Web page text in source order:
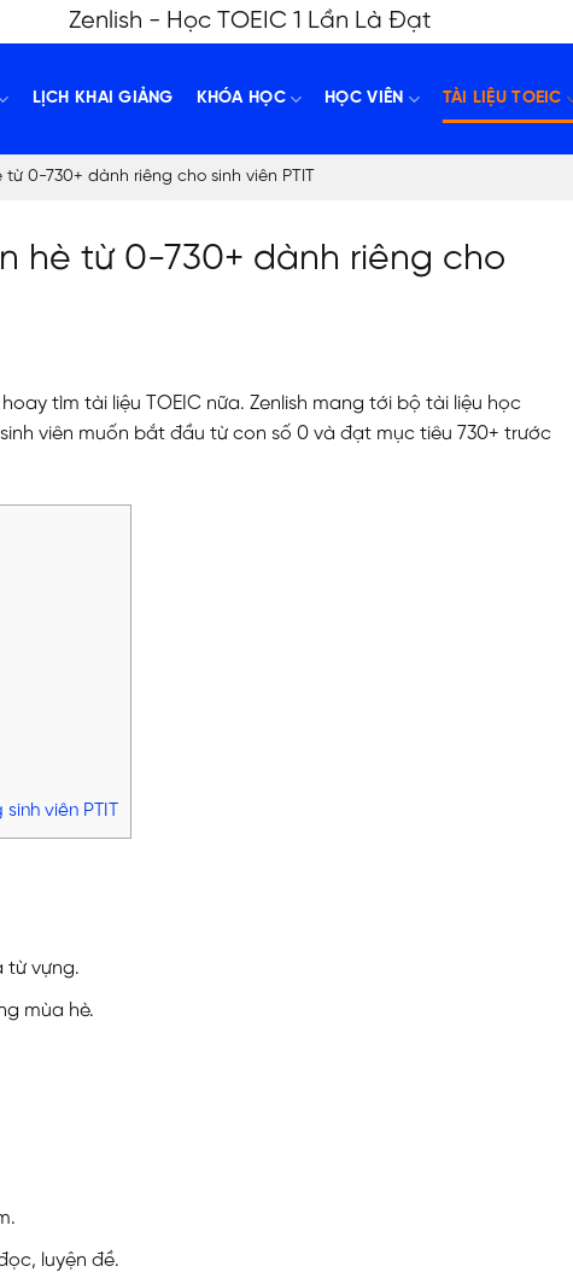
Zenlish - Học TOEIC 1 Lần Là Đạt
LỊCH KHAI GIẢNG KHÓA HỌC HỌC VIÊN TÀI LIỆU TOEIC
0-730+ dành riêng cho sinh viên PTIT
hè từ 0-730+ dành riêng cho
tìm tài liệu TOEIC nữa. Zenlish mang tới bộ tài liệu học
viên muốn bắt đầu từ con số 0 và đạt mục tiêu 730+ trước
viên PTIT
từ vựng.
mùa hè.
luyện đề.